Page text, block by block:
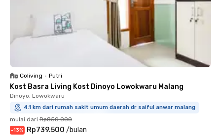
Coliving • Putri
Kost Basra Living Kost Dinoyo Lowokwaru Malang
Dinoyo, Lowokwaru
4.1 km dari rumah sakit umum daerah dr saiful anwar malang
mulai dari Rp850.000
-13% Rp739.500 /bulan